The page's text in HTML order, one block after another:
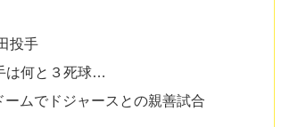
投手
は何と３死球…
ームでドジャースとの親善試合